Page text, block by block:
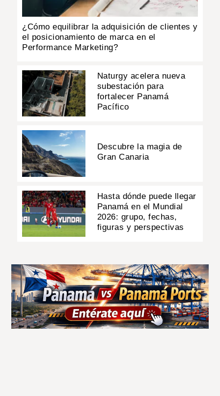
¿Cómo equilibrar la adquisición de clientes y
el posicionamiento de marca en el
Performance Marketing?
Naturgy acelera nueva
subestación para
fortalecer Panamá
Pacífico
Descubre la magia de
Gran Canaria
Hasta dónde puede llegar
Panamá en el Mundial
2026: grupo, fechas,
figuras y perspectivas